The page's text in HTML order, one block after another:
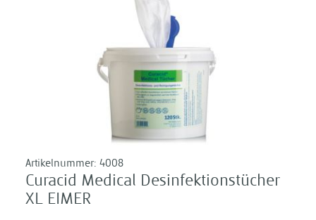
Artikelnummer: 4008
Curacid Medical Desinfektionstücher
XL EIMER